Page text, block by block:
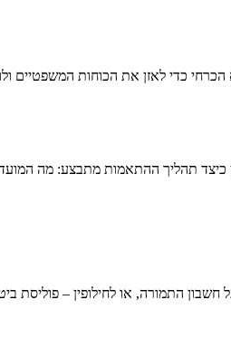
הכרחי כדי לאזן את הכוחות המשפטיים
כיצד תהליך ההתאמות מתבצע: מה המועד
התמורה, או לחילופין – פוליסת